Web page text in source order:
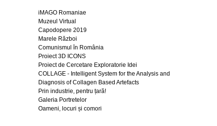
iMAGO Romaniae
Muzeul Virtual
Capodopere 2019
Marele Război
Comunismul în România
Proiect 3D ICONS
Proiect de Cercetare Exploratorie Idei
COLLAGE - Intelligent System for the Analysis and
Diagnosis of Collagen Based Artefacts
Prin industrie, pentru țară!
Galeria Portretelor
Oameni, locuri și comori